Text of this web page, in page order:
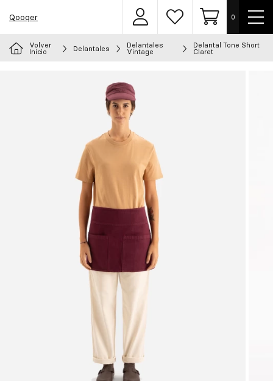
Qooqer
Elige tu uniforme
Área
usuarios
Lista
deseos
Carrito
0
FR
menú
Volver
Inicio Delantales Delantales
Vintage
Delantal Tone Short
Claret